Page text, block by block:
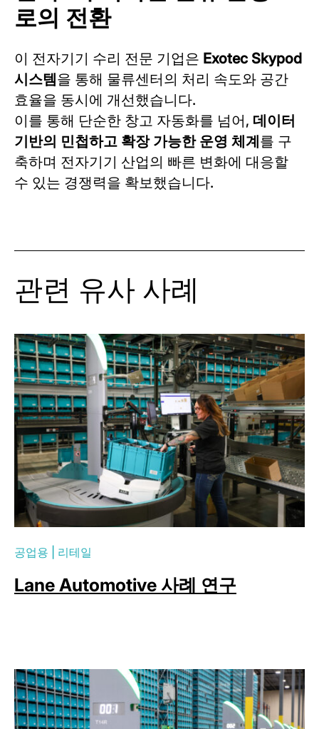
로의 전환
이 전자기기 수리 전문 기업은 Exotec Skypod
시스템을 통해 물류센터의 처리 속도와 공간
효율을 동시에 개선했습니다.
이를 통해 단순한 창고 자동화를 넘어, 데이터
기반의 민첩하고 확장 가능한 운영 체계를 구
축하며 전자기기 산업의 빠른 변화에 대응할
수 있는 경쟁력을 확보했습니다.
관련 유사 사례
공업용 리테일
Lane Automotive 사례 연구